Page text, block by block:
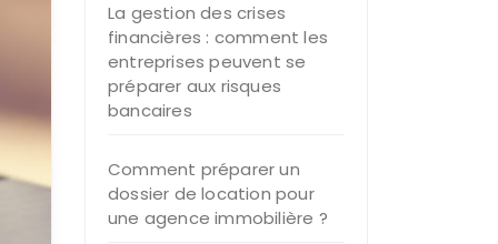
La gestion des crises
financières : comment les
entreprises peuvent se
préparer aux risques
bancaires
Comment préparer un
dossier de location pour
une agence immobilière ?